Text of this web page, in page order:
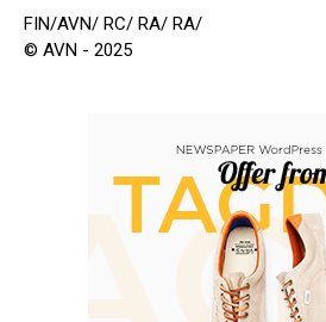
FIN/AVN/ RC/ RA/ RA/
© AVN - 2025